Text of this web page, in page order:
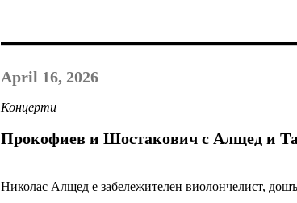
April 16, 2026
Концерти
Прокофиев и Шостакович с Алщед и
Николас Алщед е забележителен виолончелист,